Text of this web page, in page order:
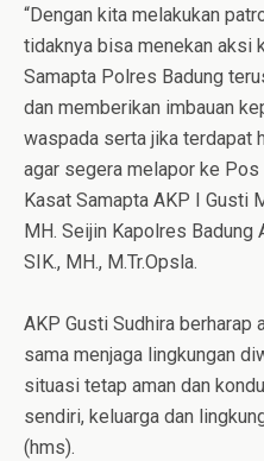
“Dengan kita melakukan
tidaknya bisa menekan aksi
Samapta Polres Badung
dan memberikan imbauan
waspada serta jika terdapat
agar segera melapor ke
Kasat Samapta AKP I Gusti
MH. Seijin Kapolres Badung
SIK., MH., M.Tr.Opsla.
AKP Gusti Sudhira berharap
sama menjaga lingkungan
situasi tetap aman dan
sendiri, keluarga dan
(hms).